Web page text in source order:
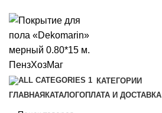
КАТЕГОРИИ
ГЛАВНАЯ КАТАЛОГОПЛАТА И ДОСТАВКА